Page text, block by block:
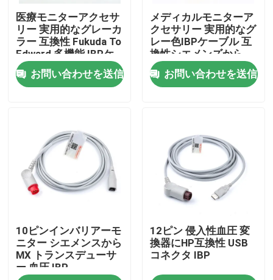
ホーム
企業情報
会社案内
お問い合わせ
医療モニターアクセサ
リー 実用的なグレーカ
ラー 互換性 Fukuda To
Edward 多機能 IBPケ
ーブル
お問い合わせを送信
メディカルモニターア
クセサリー 実用的なグ
レー色IBPケーブル 互
換性シエメンズから
MXマルチ機能
お問い合わせを送信
10ピンインバリアーモ
ニター シエメンスから
MX トランスデューサ
ー 血圧 IBP
12ピン 侵入性血圧 変
換器にHP互換性 USB
コネクタ IBP